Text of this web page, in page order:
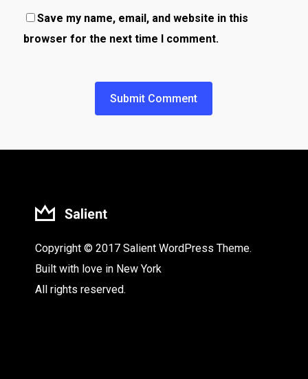
Save my name, email, and website in this
browser for the next time I comment.
Copyright © 2017 Salient WordPress Theme.
Built with love in New York
All rights reserved.